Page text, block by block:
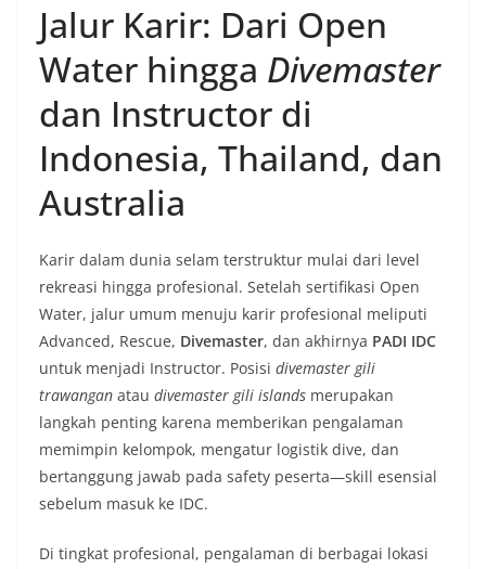
Jalur Karir: Dari Open
Water hingga Divemaster
dan Instructor di
Indonesia, Thailand, dan
Australia
Karir dalam dunia selam terstruktur mulai dari level
rekreasi hingga profesional. Setelah sertifikasi Open
Water, jalur umum menuju karir profesional meliputi
Advanced, Rescue, Divemaster, dan akhirnya PADI IDC
untuk menjadi Instructor. Posisi divemaster gili
trawangan atau divemaster gili islands merupakan
langkah penting karena memberikan pengalaman
memimpin kelompok, mengatur logistik dive, dan
bertanggung jawab pada safety peserta—skill esensial
sebelum masuk ke IDC.
Di tingkat profesional, pengalaman di berbagai lokasi